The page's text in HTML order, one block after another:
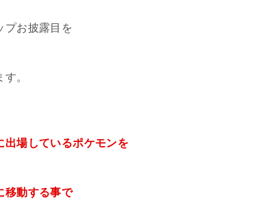
プお披露目を
。
出場しているポケモンを
移動する事で